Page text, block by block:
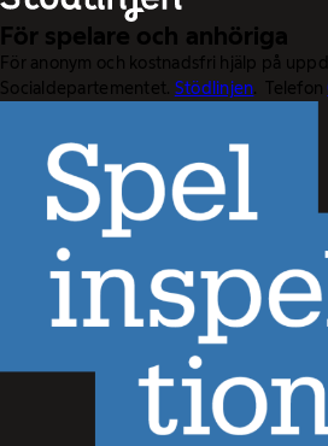
För spelare och anhöriga
För anonym och kostnadsfri hjälp på
Socialdepartementet. Stödlinjen. Telefon